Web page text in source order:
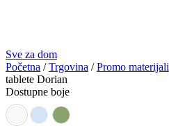
Sve za dom
Početna /Trgovina /Promo materijali
tablete Dorian
Dostupne boje